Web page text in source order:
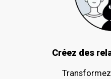
Créez des